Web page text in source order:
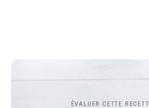
ÉVALUER CETTE